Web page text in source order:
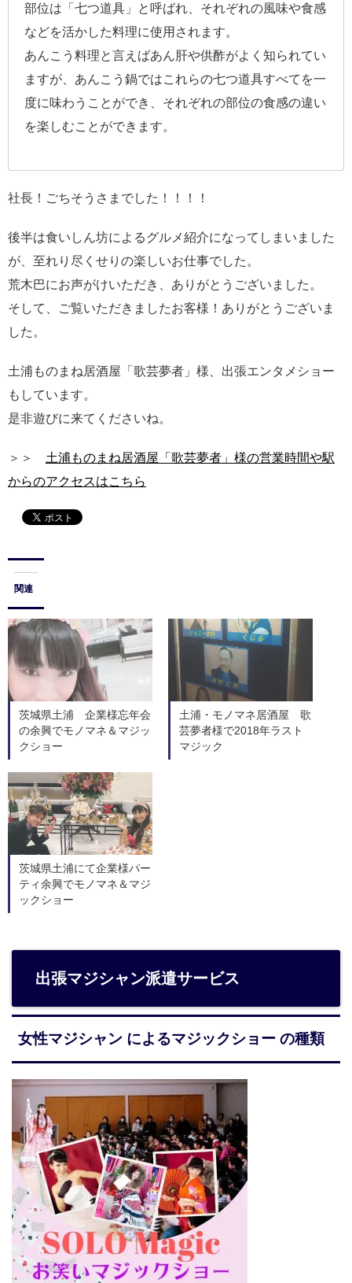
部位は「七つ道具」と呼ばれ、それぞれの風味や食感
などを活かした料理に使用されます。
あんこう料理と言えばあん肝や供酢がよく知られてい
ますが、あんこう鍋ではこれらの七つ道具すべてを一
度に味わうことができ、それぞれの部位の食感の違い
を楽しむことができます。
社長！ごちそうさまでした！！！！
後半は食いしん坊によるグルメ紹介になってしまいました
が、至れり尽くせりの楽しいお仕事でした。
荒木巴にお声がけいただき、ありがとうございました。
そして、ご覧いただきましたお客様！ありがとうございま
した。
土浦ものまね居酒屋「歌芸夢者」様、出張エンタメショー
もしています。
是非遊びに来てくださいね。
＞＞ 土浦ものまね居酒屋「歌芸夢者」様の営業時間や駅
からのアクセスはこちら
関連
茨城県土浦 企業様忘年会
の余興でモノマネ＆マジッ
クショー
土浦・モノマネ居酒屋 歌
芸夢者様で2018年ラスト
マジック
茨城県土浦にて企業様パー
ティ余興でモノマネ＆マジ
ックショー
出張マジシャン派遣サービス
女性マジシャン によるマジックショー の種類